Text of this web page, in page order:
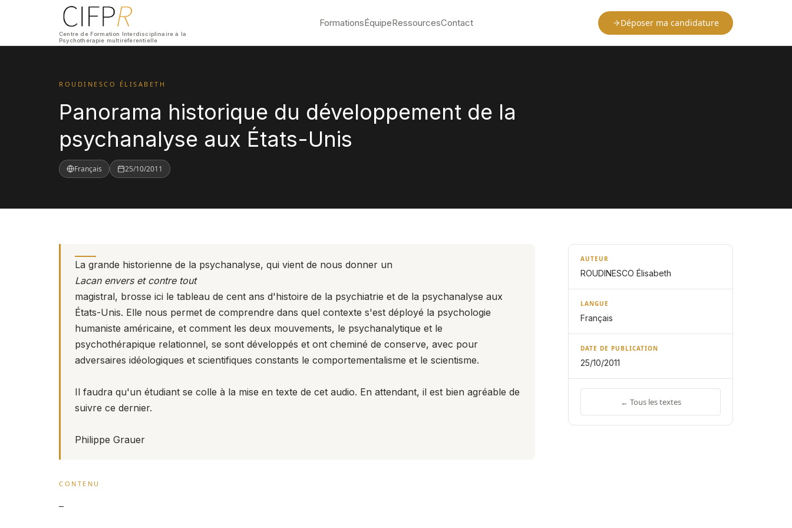
Centre de Formation Interdisciplinaire à la
Psychothérapie multiréférentielle
FormationsÉquipeRessourcesContact Déposer ma candidature
ROUDINESCO ÉLISABETH
Panorama historique du développement de la
psychanalyse aux États-Unis
Français 25/10/2011
La grande historienne de la psychanalyse, qui vient de nous donner un
Lacan envers et contre tout
magistral, brosse ici le tableau de cent ans d'histoire de la psychiatrie et de la psychanalyse aux
États-Unis. Elle nous permet de comprendre dans quel contexte s'est déployé la psychologie
humaniste américaine, et comment les deux mouvements, le psychanalytique et le
psychothérapique relationnel, se sont développés et ont cheminé de conserve, avec pour
adversaires idéologiques et scientifiques constants le comportementalisme et le scientisme.
Il faudra qu'un étudiant se colle à la mise en texte de cet audio. En attendant, il est bien agréable de
suivre ce dernier.
Philippe Grauer
CONTENU
–
AUTEUR
ROUDINESCO Élisabeth
LANGUE
Français
DATE DE PUBLICATION
25/10/2011
← Tous les textes